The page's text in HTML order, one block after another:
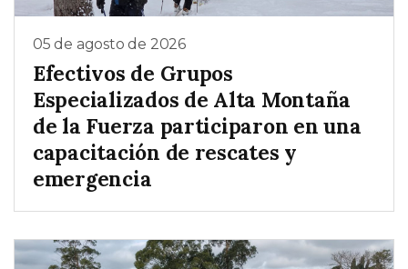
05 de agosto de 2026
Efectivos de Grupos
Especializados de Alta Montaña
de la Fuerza participaron en una
capacitación de rescates y
emergencia